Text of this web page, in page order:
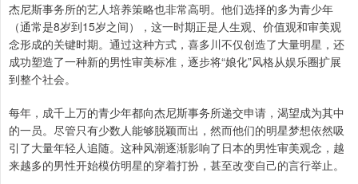
杰尼斯事务所的艺人培养策略也非常高明。他们选择的多为青少年
（通常是8岁到15岁之间），这一时期正是人生观、价值观和审美观
念形成的关键时期。通过这种方式，喜多川不仅创造了大量明星，还
成功塑造了一种新的男性审美标准，逐步将“娘化”风格从娱乐圈扩展
到整个社会。
每年，成千上万的青少年都向杰尼斯事务所递交申请，渴望成为其中
的一员。尽管只有少数人能够脱颖而出，然而他们的明星梦想依然吸
引了大量年轻人追随。这种风潮逐渐影响了日本的男性审美观念，越
来越多的男性开始模仿明星的穿着打扮，甚至改变自己的言行举止。